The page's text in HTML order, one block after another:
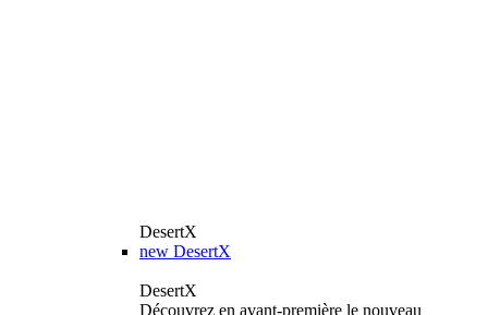
DesertX
new DesertX
DesertX
Découvrez en avant-première le nouveau